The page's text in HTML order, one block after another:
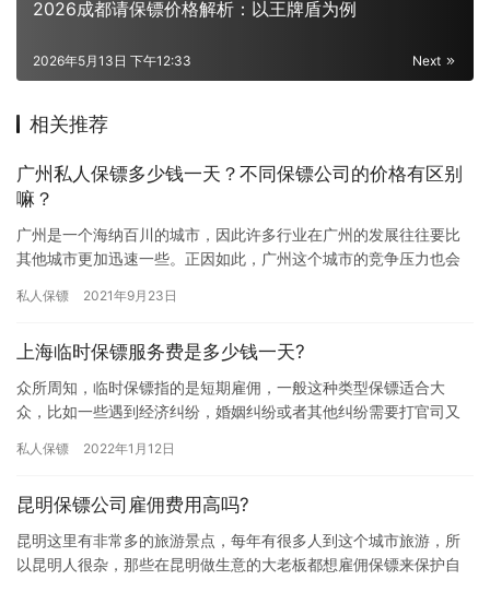
2026成都请保镖价格解析：以王牌盾为例
Next
2026年5月13日 下午12:33
相关推荐
广州私人保镖多少钱一天？不同保镖公司的价格有区别
嘛？
广州是一个海纳百川的城市，因此许多行业在广州的发展往往要比
其他城市更加迅速一些。正因如此，广州这个城市的竞争压力也会
小问题…
私人保镖 2021年9月23日
上海临时保镖服务费是多少钱一天?
众所周知，临时保镖指的是短期雇佣，一般这种类型保镖适合大
众，比如一些遇到经济纠纷，婚姻纠纷或者其他纠纷需要打官司又
自己，那…
私人保镖 2022年1月12日
昆明保镖公司雇佣费用高吗?
昆明这里有非常多的旅游景点，每年有很多人到这个城市旅游，所
以昆明人很杂，那些在昆明做生意的大老板都想雇佣保镖来保护自